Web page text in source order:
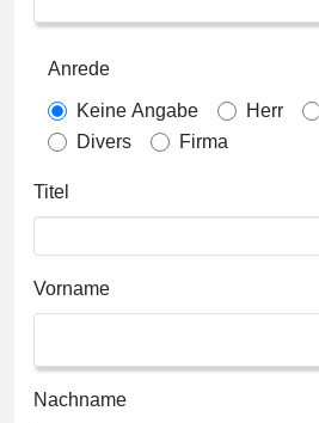
Anrede
Keine Angabe Herr
Divers
Firma
Titel
Vorname
Nachname